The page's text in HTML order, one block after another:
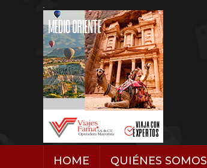
HOME QUIÉNES SOMOS